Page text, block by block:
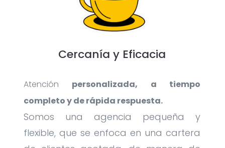
Cercanía y Eficacia
Atención personalizada, a tiempo
completo y de rápida respuesta.
Somos una agencia pequeña y
flexible, que se enfoca en una cartera